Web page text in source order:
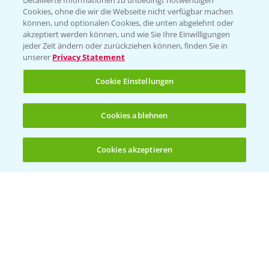
(noch 4)
Folgen Sie uns
Allgemeine Nutzungsbedingungen
Datenschutzerklärung
Cookies, ohne die wir die Webseite nicht verfügbar machen
können, und optionalen Cookies, die unten abgelehnt oder
akzeptiert werden können, und wie Sie Ihre Einwilligungen
jeder Zeit ändern oder zurückziehen können, finden Sie in
unserer Privacy Statement
Cookie Einstellungen
Cookies ablehnen
Cookies akzeptieren